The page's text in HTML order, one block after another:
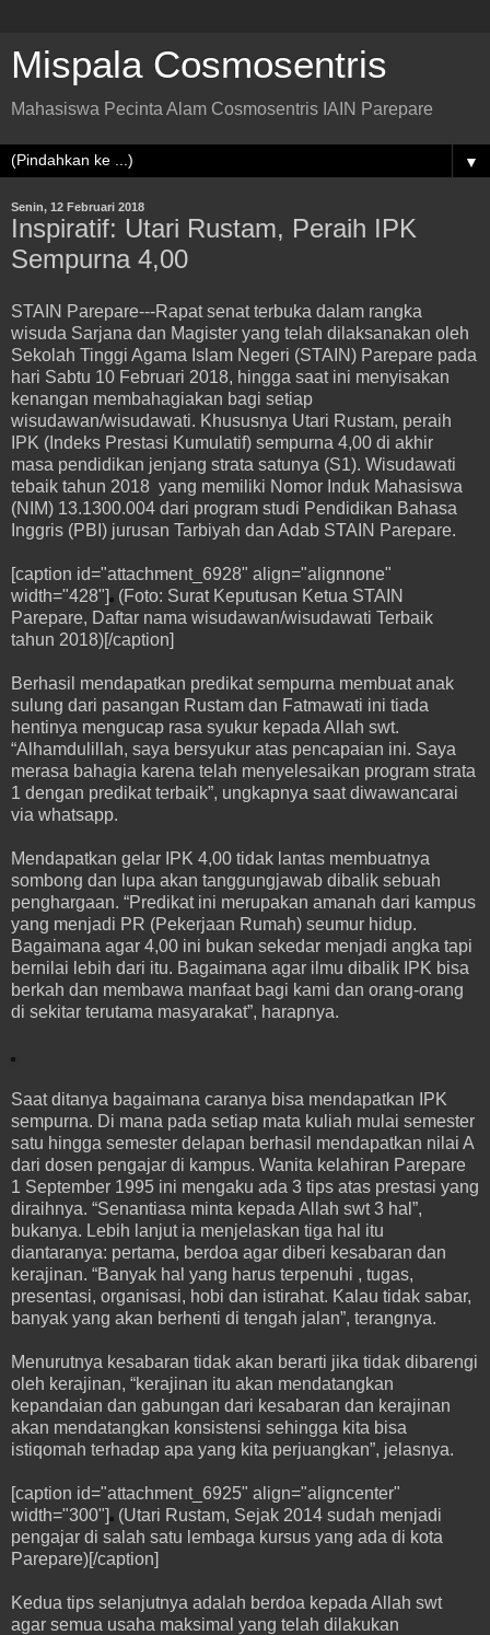
Mispala Cosmosentris
Mahasiswa Pecinta Alam Cosmosentris IAIN Parepare
▼
Senin, 12 Februari 2018
Inspiratif: Utari Rustam, Peraih IPK
Sempurna 4,00
STAIN Parepare---Rapat senat terbuka dalam rangka
wisuda Sarjana dan Magister yang telah dilaksanakan oleh
Sekolah Tinggi Agama Islam Negeri (STAIN) Parepare pada
hari Sabtu 10 Februari 2018, hingga saat ini menyisakan
kenangan membahagiakan bagi setiap
wisudawan/wisudawati. Khususnya Utari Rustam, peraih
IPK (Indeks Prestasi Kumulatif) sempurna 4,00 di akhir
masa pendidikan jenjang strata satunya (S1). Wisudawati
tebaik tahun 2018 yang memiliki Nomor Induk Mahasiswa
(NIM) 13.1300.004 dari program studi Pendidikan Bahasa
Inggris (PBI) jurusan Tarbiyah dan Adab STAIN Parepare.
[caption id="attachment_6928" align="alignnone"
width="428"]
(Foto: Surat Keputusan Ketua STAIN
Parepare, Daftar nama wisudawan/wisudawati Terbaik
tahun 2018)[/caption]
Berhasil mendapatkan predikat sempurna membuat anak
sulung dari pasangan Rustam dan Fatmawati ini tiada
hentinya mengucap rasa syukur kepada Allah swt.
“Alhamdulillah, saya bersyukur atas pencapaian ini. Saya
merasa bahagia karena telah menyelesaikan program strata
1 dengan predikat terbaik”, ungkapnya saat diwawancarai
via whatsapp.
Mendapatkan gelar IPK 4,00 tidak lantas membuatnya
sombong dan lupa akan tanggungjawab dibalik sebuah
penghargaan. “Predikat ini merupakan amanah dari kampus
yang menjadi PR (Pekerjaan Rumah) seumur hidup.
Bagaimana agar 4,00 ini bukan sekedar menjadi angka tapi
bernilai lebih dari itu. Bagaimana agar ilmu dibalik IPK bisa
berkah dan membawa manfaat bagi kami dan orang-orang
di sekitar terutama masyarakat”, harapnya.
Saat ditanya bagaimana caranya bisa mendapatkan IPK
sempurna. Di mana pada setiap mata kuliah mulai semester
satu hingga semester delapan berhasil mendapatkan nilai A
dari dosen pengajar di kampus. Wanita kelahiran Parepare
1 September 1995 ini mengaku ada 3 tips atas prestasi yang
diraihnya. “Senantiasa minta kepada Allah swt 3 hal”,
bukanya. Lebih lanjut ia menjelaskan tiga hal itu
diantaranya: pertama, berdoa agar diberi kesabaran dan
kerajinan. “Banyak hal yang harus terpenuhi , tugas,
presentasi, organisasi, hobi dan istirahat. Kalau tidak sabar,
banyak yang akan berhenti di tengah jalan”, terangnya.
Menurutnya kesabaran tidak akan berarti jika tidak dibarengi
oleh kerajinan, “kerajinan itu akan mendatangkan
kepandaian dan gabungan dari kesabaran dan kerajinan
akan mendatangkan konsistensi sehingga kita bisa
istiqomah terhadap apa yang kita perjuangkan”, jelasnya.
[caption id="attachment_6925" align="aligncenter"
width="300"]
(Utari Rustam, Sejak 2014 sudah menjadi
pengajar di salah satu lembaga kursus yang ada di kota
Parepare)[/caption]
Kedua tips selanjutnya adalah berdoa kepada Allah swt
agar semua usaha maksimal yang telah dilakukan